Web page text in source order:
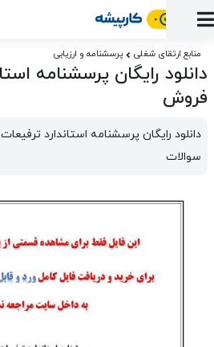
پنل
استخدام
به
کار
ثبت
رزومه
آگهی
آماده
به
ثبت
آگهی
استخدام
نشان
شده‌ها
تبادل
نظر
منابع
ارتقای
دوره
مقاله
نرم‌افزار
استخدام
بلاگ
کارپیشه
جستجوی
بخش
کارفرمایان
منابع ارتقای شغلی پرسشنامه و ارزیابی
دانلود رایگان پرسشنامه
فروش
سوالات